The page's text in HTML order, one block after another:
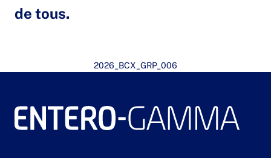
de tous.
2026_BCX_GRP_006